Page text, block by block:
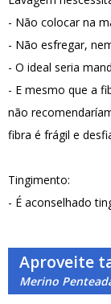
- Não colocar na
- Não esfregar,
- O ideal seria
- E mesmo que a
não
fibra é frágil e
Tingimento:
- É aconselhado
Aproveite
Merino